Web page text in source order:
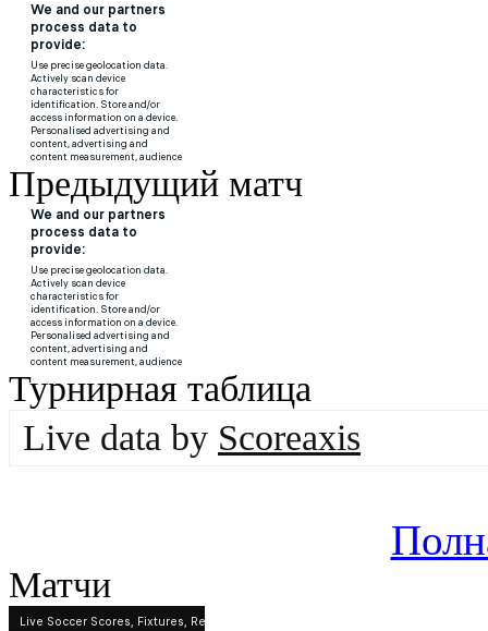
Предыдущий матч
Турнирная таблица
Live data by Scoreaxis
Матчи